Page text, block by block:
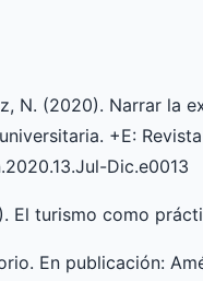
N. (2020). Narrar la
+E:
Dic.e0013
El turismo como
En publicación: